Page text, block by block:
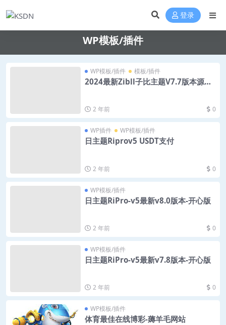
登录
WP模板/插件
WP模板/插件 模板/插件
2024最新Zibll子比主题V7.7版本源码
2 年前 0
WP插件 WP模板/插件
日主题Riprov5 USDT支付
2 年前 0
WP模板/插件
日主题RiPro-v5最新v8.0版本-开心版
2 年前 0
WP模板/插件
日主题RiPro-v5最新v7.8版本-开心版
2 年前 0
WP模板/插件
体育最佳在线博彩-薅羊毛网站